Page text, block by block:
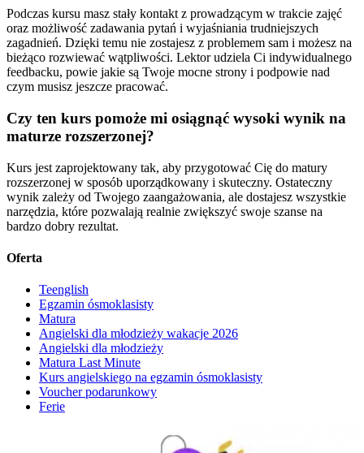
Podczas kursu masz stały kontakt z prowadzącym w trakcie zajęć
oraz możliwość zadawania pytań i wyjaśniania trudniejszych
zagadnień. Dzięki temu nie zostajesz z problemem sam i możesz na
bieżąco rozwiewać wątpliwości. Lektor udziela Ci indywidualnego
feedbacku, powie jakie są Twoje mocne strony i podpowie nad
czym musisz jeszcze pracować.
Czy ten kurs pomoże mi osiągnąć wysoki wynik na
maturze rozszerzonej?
Kurs jest zaprojektowany tak, aby przygotować Cię do matury
rozszerzonej w sposób uporządkowany i skuteczny. Ostateczny
wynik zależy od Twojego zaangażowania, ale dostajesz wszystkie
narzędzia, które pozwalają realnie zwiększyć swoje szanse na
bardzo dobry rezultat.
Oferta
Teenglish
Egzamin ósmoklasisty
Matura
Angielski dla młodzieży wakacje 2026
Angielski dla młodzieży
Matura Last Minute
Kurs angielskiego na egzamin ósmoklasisty
Voucher podarunkowy
Ferie